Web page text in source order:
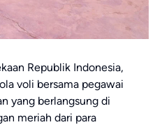
Republik Indonesia,
voli bersama pegawai
yang berlangsung di
meriah dari para